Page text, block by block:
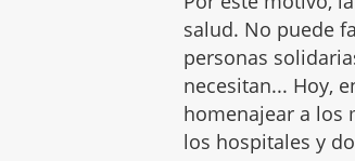
salud. No puede
personas
necesitan... Hoy,
homenajear a los
los hospitales y